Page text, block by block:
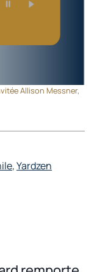
Allison Messner,
, Yardzen